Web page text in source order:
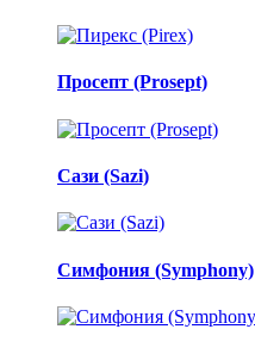
Просепт (Prosept)
Сази (Sazi)
Симфония (Symphony)